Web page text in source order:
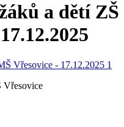
a dětí ZŠ
Vřesovice